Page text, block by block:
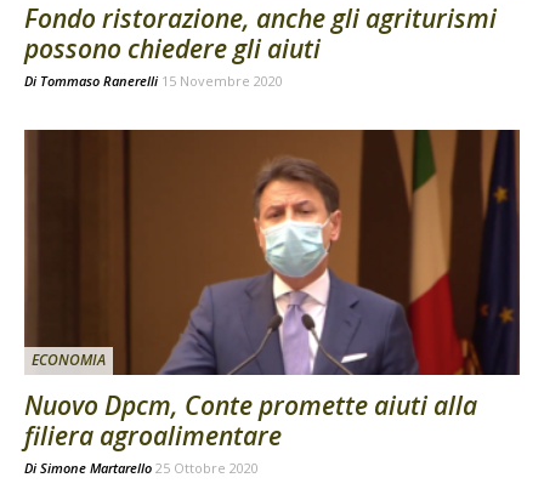
Fondo ristorazione, anche gli agriturismi
possono chiedere gli aiuti
Di Tommaso Ranerelli 15 Novembre 2020
ECONOMIA
Nuovo Dpcm, Conte promette aiuti alla
filiera agroalimentare
Di Simone Martarello 25 Ottobre 2020